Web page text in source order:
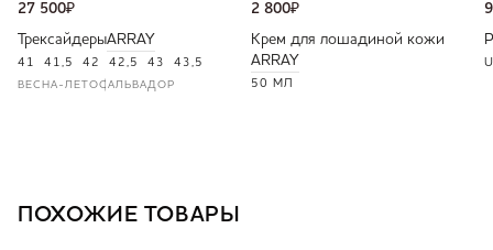
27 500₽
ТрексайдерыARRAY
41 41,5 42 42,5 43 43,5
ВЕСНА-ЛЕТОСАЛЬВАДОР
2 800₽
Крем для лошадиной кожи
ARRAY
50 МЛ
ПОХОЖИЕ ТОВАРЫ